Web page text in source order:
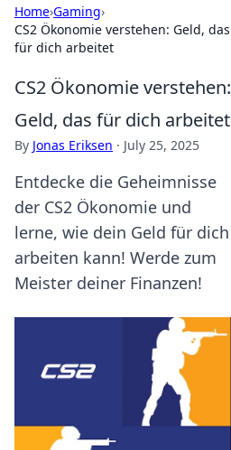
Home›Gaming›
CS2 Ökonomie verstehen: Geld, das
für dich arbeitet
CS2 Ökonomie verstehen:
Geld, das für dich arbeitet
By Jonas Eriksen · July 25, 2025
Entdecke die Geheimnisse
der CS2 Ökonomie und
lerne, wie dein Geld für dich
arbeiten kann! Werde zum
Meister deiner Finanzen!